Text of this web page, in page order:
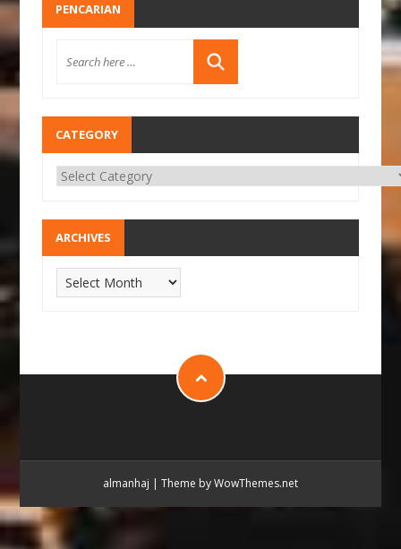
PENCARIAN
CATEGORY
ARCHIVES
almanhaj | Theme by WowThemes.net